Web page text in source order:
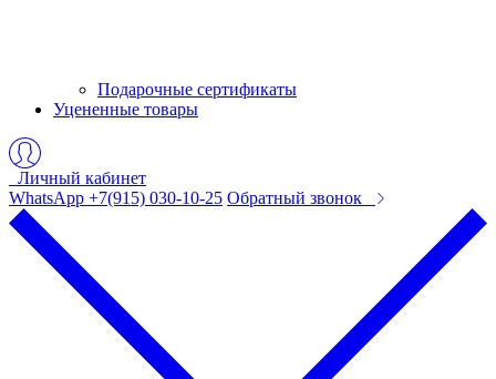
Подарочные сертификаты
Уцененные товары
Личный кабинет
WhatsApp +7(915) 030-10-25 Обратный звонок